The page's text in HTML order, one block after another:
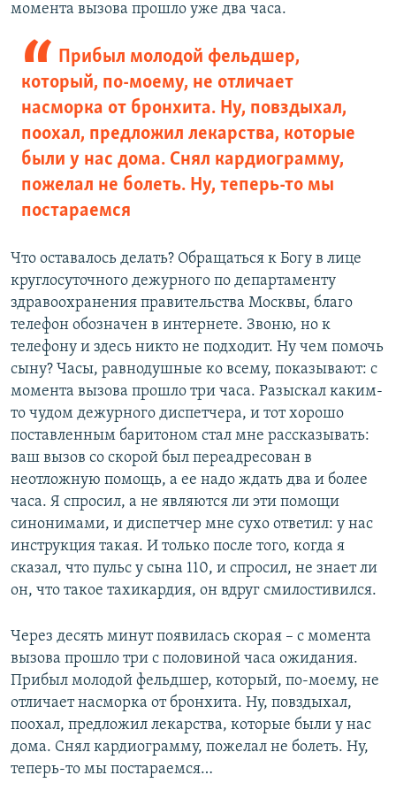
момента вызова прошло уже два часа.
Прибыл молодой фельдшер,
который, по-моему, не отличает
насморка от бронхита. Ну, повздыхал,
поохал, предложил лекарства, которые
были у нас дома. Снял кардиограмму,
пожелал не болеть. Ну, теперь-то мы
постараемся
Что оставалось делать? Обращаться к Богу в лице
круглосуточного дежурного по департаменту
здравоохранения правительства Москвы, благо
телефон обозначен в интернете. Звоню, но к
телефону и здесь никто не подходит. Ну чем помочь
сыну? Часы, равнодушные ко всему, показывают: с
момента вызова прошло три часа. Разыскал каким-
то чудом дежурного диспетчера, и тот хорошо
поставленным баритоном стал мне рассказывать:
ваш вызов со скорой был переадресован в
неотложную помощь, а ее надо ждать два и более
часа. Я спросил, а не являются ли эти помощи
синонимами, и диспетчер мне сухо ответил: у нас
инструкция такая. И только после того, когда я
сказал, что пульс у сына 110, и спросил, не знает ли
он, что такое тахикардия, он вдруг смилостивился.
Через десять минут появилась скорая – с момента
вызова прошло три с половиной часа ожидания.
Прибыл молодой фельдшер, который, по-моему, не
отличает насморка от бронхита. Ну, повздыхал,
поохал, предложил лекарства, которые были у нас
дома. Снял кардиограмму, пожелал не болеть. Ну,
теперь-то мы постараемся…